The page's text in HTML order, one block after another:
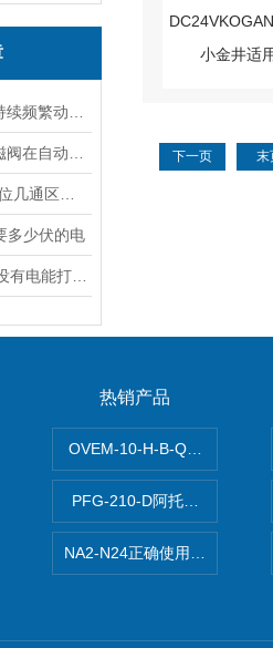
多少伏的电
下一页 末
热销产品
OVEM-10-H-B-QO-CE-N-2P
PFG-210-D阿托斯ATOS电
NA2-N24正确使用松下安全光